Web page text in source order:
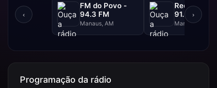
‹
FM do Povo -
94.3 FM
Manaus, AM
Rede
91.5 FM
Manaus, AM
›
Programação da rádio